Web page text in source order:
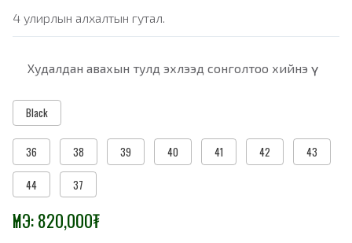
4 улирлын алхалтын гутал.
Худалдан авахын тулд эхлээд сонголтоо хийнэ үү
Black
36 38 39 40 41 42 43
44 37
ҮНЭ:820,000₮